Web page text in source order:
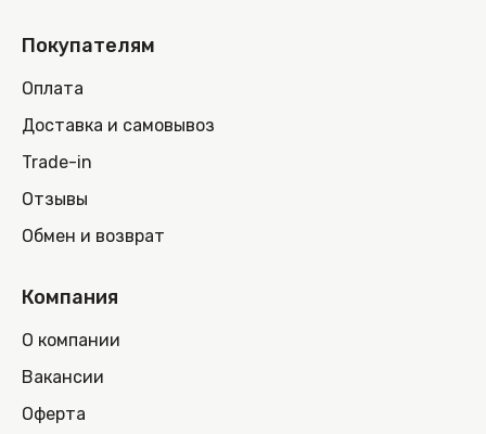
Покупателям
Оплата
Доставка и самовывоз
Trade-in
Отзывы
Обмен и возврат
Компания
О компании
Вакансии
Оферта